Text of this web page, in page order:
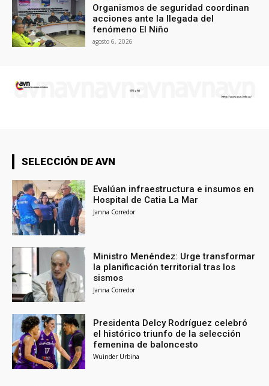
Organismos de seguridad coordinan
acciones ante la llegada del
fenómeno El Niño
agosto 6, 2026
SELECCIÓN DE AVN
Evalúan infraestructura e insumos en
Hospital de Catia La Mar
Janna Corredor
Ministro Menéndez: Urge transformar
la planificación territorial tras los
sismos
Janna Corredor
Presidenta Delcy Rodríguez celebró
el histórico triunfo de la selección
femenina de baloncesto
Wuinder Urbina